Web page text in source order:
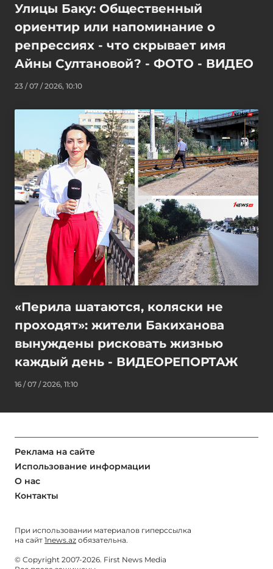
Улицы Баку: Общественный
ориентир или напоминание о
репрессиях - что скрывает имя
Айны Султановой? - ФОТО - ВИДЕО
23 / 07 / 2026, 10:10
«Перила шатаются, коляски не
проходят»: жители Бакиханова
вынуждены рисковать жизнью
каждый день - ВИДЕОРЕПОРТАЖ
16 / 07 / 2026, 11:10
Реклама на сайте
Использование информации
О нас
Контакты
При использовании материалов гиперссылка
на сайт 1news.az обязательна.
© Copyright 2007-2026. First News Media